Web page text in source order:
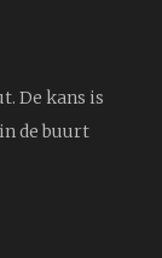
De kans is
de buurt